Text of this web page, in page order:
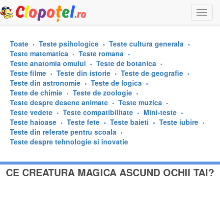
Toate Teste psihologice
Teste cultura generala
Teste matematica
Teste romana
Teste anatomia omului
Teste de botanica
Teste filme
Teste din istorie
Teste de geografie
Teste din astronomie
Teste de logica
Teste de chimie
Teste de zoologie
Teste despre desene animate
Teste muzica
Teste vedete
Teste compatibilitate
Mini-teste
Teste haioase
Teste fete Teste baieti
Teste iubire
Teste din referate pentru scoala
Teste despre tehnologie si inovatie
CE CREATURA MAGICA ASCUND OCHII TAI?